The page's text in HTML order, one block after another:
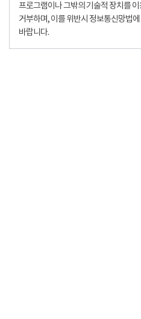
프로그램이나 그밖의 기술적 장치를
거부하며, 이를 위반시 정보통신망법
바랍니다.